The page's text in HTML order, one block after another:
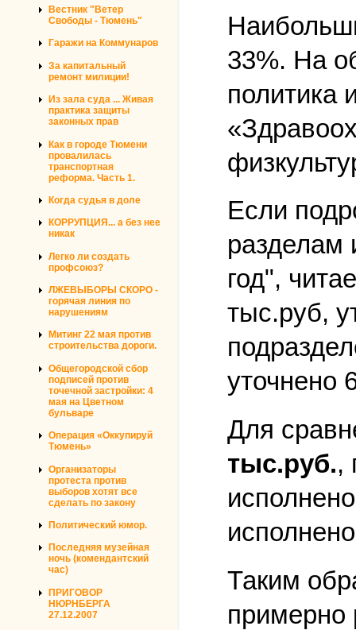
Вестник "Ветер
Свободы - Тюмень"
Гаражи на Коммунаров
За капитальный
ремонт милиции!
Из зала суда ... Живая
практика защиты
законных прав
Как в городе Тюмени
провалилась
транспортная
реформа. Часть 1.
Когда судья в доле
КОРРУПЦИЯ... а без нее
никак
Легко ли создать
профсоюз?
ЛЖЕВЫБОРЫ СКОРО -
горячая линия по
нарушениям
Митинг 22 мая против
строительства дороги.
Общегородской сбор
подписей против
точечной застройки: 4
мая на Цветном
бульваре
Операция «Оккупируй
Тюмень»
Организаторы
протеста против
выборов хотят все
сделать по закону
Политический юмор.
Последняя музейная
ночь (комендантский
час)
ПРИГОВОР
НЮРНБЕРГА
27.12.2007
33%. На
политика
Если
разделам
год",
тыс.руб,
уточнено
Для
тыс.руб.,
Таким
примерно